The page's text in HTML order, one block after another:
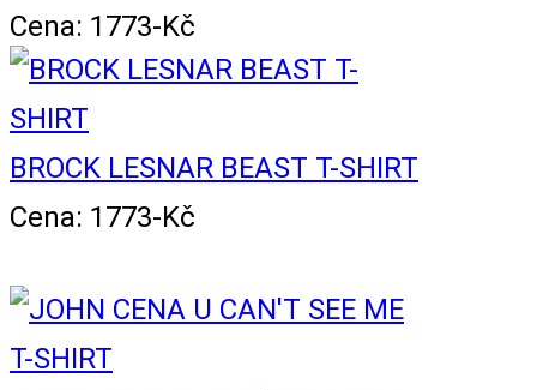
Cena: 1773-Kč
BROCK LESNAR BEAST T-SHIRT
Cena: 1773-Kč